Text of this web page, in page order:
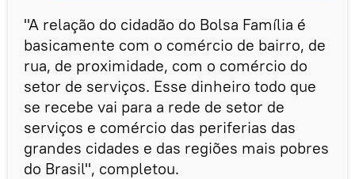
"A relação do cidadão do Bolsa Família é
basicamente com o comércio de bairro, de
rua, de proximidade, com o comércio do
setor de serviços. Esse dinheiro todo que
se recebe vai para a rede de setor de
serviços e comércio das periferias das
grandes cidades e das regiões mais pobres
do Brasil", completou.